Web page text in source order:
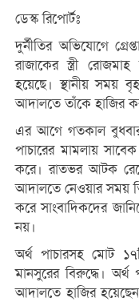
ডেস্ক রিপোর্টঃ
দুর্নীতির অভিযোগে
রাজাকের স্ত্রী
হয়েছে। স্থানীয় সময়
আদালতে তাঁকে হাজির
এর আগে গতকাল বুধবার
পাচারের মামলায়
করে। রাতভর আটক
আদালতে নেওয়ার সময়
করে সাংবাদিকদের
নয়।
অর্থ পাচারসহ মোট
মানসুরের বিরুদ্ধে।
আদালতে হাজির